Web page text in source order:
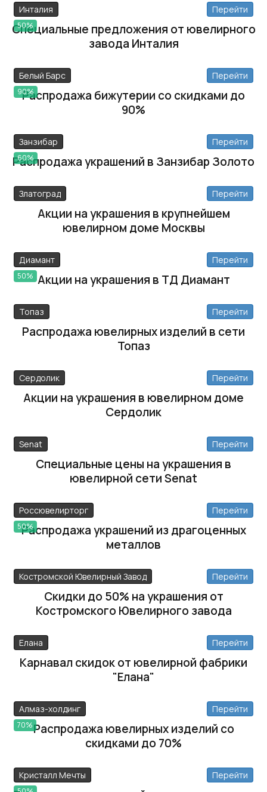
Инталия
50%
Перейти
Специальные предложения от ювелирного
завода Инталия
Белый Барс
90%
Перейти
Распродажа бижутерии со скидками до
90%
Занзибар
60%
Перейти
Распродажа украшений в Занзибар Золото
Златоград Перейти
Акции на украшения в крупнейшем
ювелирном доме Москвы
Диамант
50%
Перейти
Акции на украшения в ТД Диамант
Топаз Перейти
Распродажа ювелирных изделий в сети
Топаз
Сердолик Перейти
Акции на украшения в ювелирном доме
Сердолик
Senat Перейти
Специальные цены на украшения в
ювелирной сети Senat
Россювелирторг
50%
Перейти
Распродажа украшений из драгоценных
металлов
Костромской Ювелирный Завод Перейти
Скидки до 50% на украшения от
Костромского Ювелирного завода
Елана Перейти
Карнавал скидок от ювелирной фабрики
"Елана"
Алмаз-холдинг
70%
Перейти
Распродажа ювелирных изделий со
скидками до 70%
Кристалл Мечты Перейти